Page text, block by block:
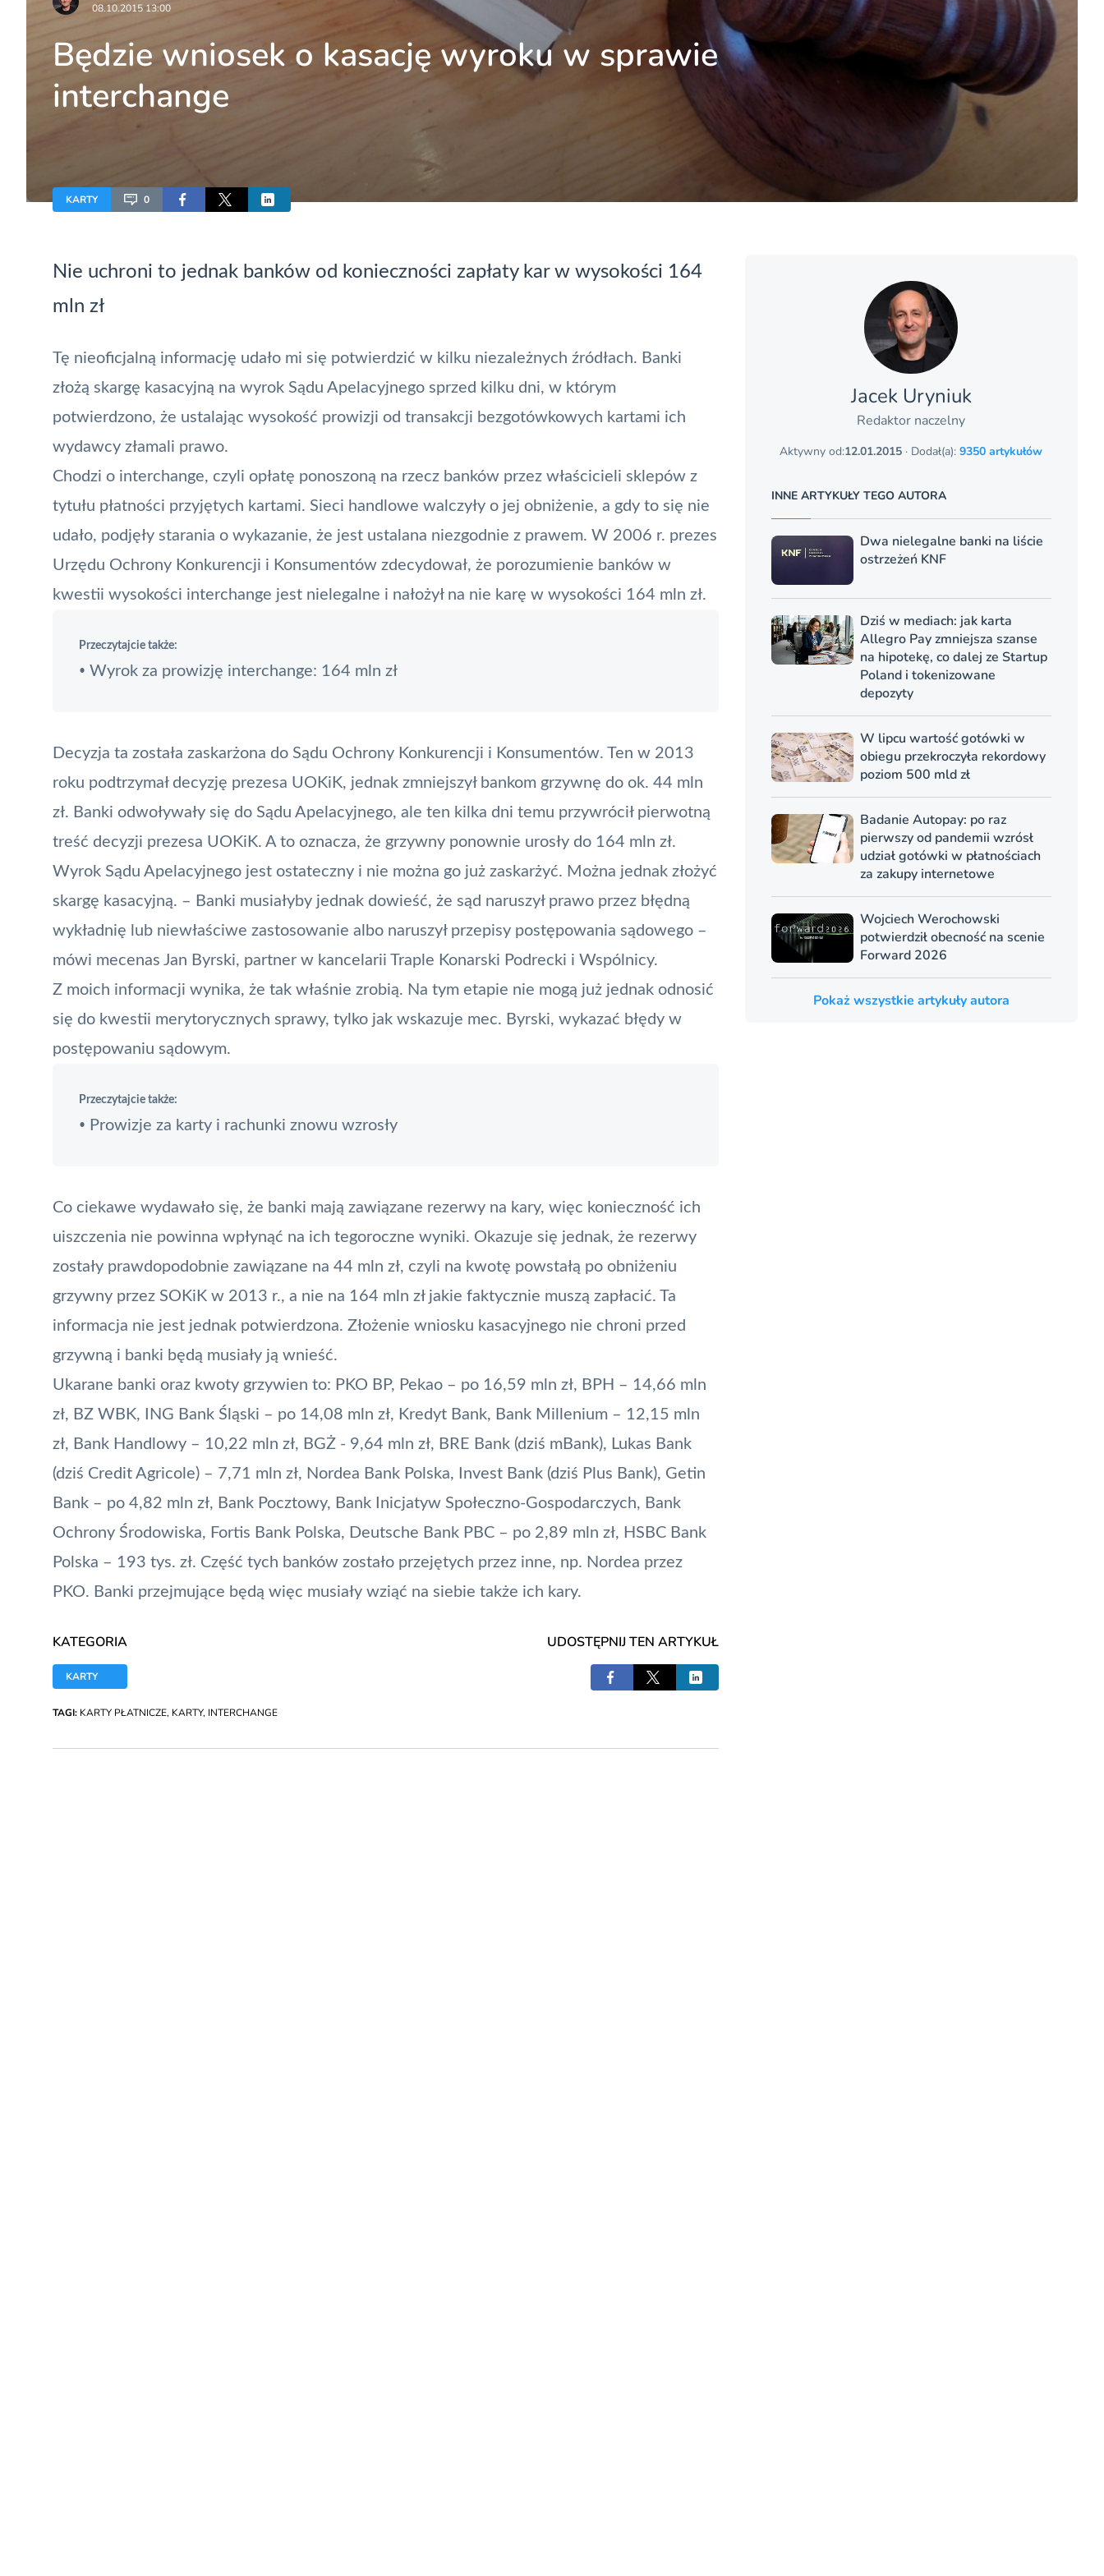
08.10.2015 13:00
Będzie wniosek o kasację wyroku w sprawie
interchange
KARTY 0
Nie uchroni to jednak banków od konieczności zapłaty karw wysokości 164
mln zł
Tę nieoficjalną informację udało mi się potwierdzić w kilku niezależnych źródłach. Banki
złożą skargę kasacyjną na wyrok Sądu Apelacyjnego sprzed kilku dni, w którym
potwierdzono, że ustalając wysokość prowizji od transakcji bezgotówkowych kartami ich
wydawcy złamali prawo.
Chodzi o interchange, czyli opłatę ponoszoną na rzecz banków przez właścicieli sklepów z
tytułu płatności przyjętych kartami. Sieci handlowe walczyły o jej obniżenie, a gdy to się nie
udało, podjęły starania o wykazanie, że jest ustalana niezgodnie z prawem. W 2006 r. prezes
Urzędu Ochrony Konkurencji i Konsumentów zdecydował, że porozumienie banków w
kwestii wysokości interchange jest nielegalne i nałożył na nie karę w wysokości 164 mln zł.
Przeczytajcie także:
• Wyrok za prowizję interchange: 164 mln zł
Decyzja ta została zaskarżona do Sądu Ochrony Konkurencji i Konsumentów. Ten w 2013
roku podtrzymał decyzję prezesa UOKiK, jednak zmniejszył bankom grzywnę do ok. 44 mln
zł. Banki odwoływały się do Sądu Apelacyjnego, ale ten kilka dni temu przywrócił pierwotną
treść decyzji prezesa UOKiK. A to oznacza, że grzywny ponownie urosły do 164 mln zł.
Wyrok Sądu Apelacyjnego jest ostateczny i nie można go już zaskarżyć. Można jednak złożyć
skargę kasacyjną. – Banki musiałyby jednak dowieść, że sąd naruszył prawo przez błędną
wykładnię lub niewłaściwe zastosowanie albo naruszył przepisy postępowania sądowego –
mówi mecenas Jan Byrski, partner w kancelarii Traple Konarski Podrecki i Wspólnicy.
Z moich informacji wynika, że tak właśnie zrobią. Na tym etapie nie mogą już jednak odnosić
się do kwestii merytorycznych sprawy, tylko jak wskazuje mec. Byrski, wykazać błędy w
postępowaniu sądowym.
Przeczytajcie także:
• Prowizje za karty i rachunki znowu wzrosły
Co ciekawe wydawało się, że banki mają zawiązane rezerwy na kary, więc konieczność ich
uiszczenia nie powinna wpłynąć na ich tegoroczne wyniki. Okazuje się jednak, że rezerwy
zostały prawdopodobnie zawiązane na 44 mln zł, czyli na kwotę powstałą po obniżeniu
grzywny przez SOKiK w 2013 r., a nie na 164 mln zł jakie faktycznie muszą zapłacić. Ta
informacja nie jest jednak potwierdzona. Złożenie wniosku kasacyjnego nie chroni przed
grzywną i banki będą musiały ją wnieść.
Ukarane banki oraz kwoty grzywien to: PKO BP, Pekao – po 16,59 mln zł, BPH – 14,66 mln
zł, BZ WBK, ING Bank Śląski – po 14,08 mln zł, Kredyt Bank, Bank Millenium – 12,15 mln
zł, Bank Handlowy – 10,22 mln zł, BGŻ - 9,64 mln zł, BRE Bank (dziś mBank), Lukas Bank
(dziś Credit Agricole) – 7,71 mln zł, Nordea Bank Polska, Invest Bank (dziś Plus Bank), Getin
Bank – po 4,82 mln zł, Bank Pocztowy, Bank Inicjatyw Społeczno-Gospodarczych, Bank
Ochrony Środowiska, Fortis Bank Polska, Deutsche Bank PBC – po 2,89 mln zł, HSBC Bank
Polska – 193 tys. zł. Część tych banków zostało przejętych przez inne, np. Nordea przez
PKO. Banki przejmujące będą więc musiały wziąć na siebie także ich kary.
KATEGORIA
KARTY
UDOSTĘPNIJ TEN ARTYKUŁ
TAGI: KARTY PŁATNICZE, KARTY, INTERCHANGE
Jacek Uryniuk
Redaktor naczelny
Aktywny od:12.01.2015 · Dodał(a):9350 artykułów
INNE ARTYKUŁY TEGO AUTORA
Dwa nielegalne banki na liście
ostrzeżeń KNF
Dziś w mediach: jak karta
Allegro Pay zmniejsza szanse
na hipotekę, co dalej ze Startup
Poland i tokenizowane
depozyty
W lipcu wartość gotówki w
obiegu przekroczyła rekordowy
poziom 500 mld zł
Badanie Autopay: po raz
pierwszy od pandemii wzrósł
udział gotówki w płatnościach
za zakupy internetowe
Wojciech Werochowski
potwierdził obecność na scenie
Forward 2026
Pokaż wszystkie artykuły autora